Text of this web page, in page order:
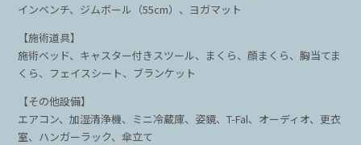
インベンチ、ジムボール（55cm）、ヨガマット
【施術道具】
施術ベッド、キャスター付きスツール、まくら、顔まくら、胸当てま
くら、フェイスシート、ブランケット
【その他設備】
エアコン、加湿清浄機、ミニ冷蔵庫、姿鏡、T-Fal、オーディオ、更衣
室、ハンガーラック、傘立て